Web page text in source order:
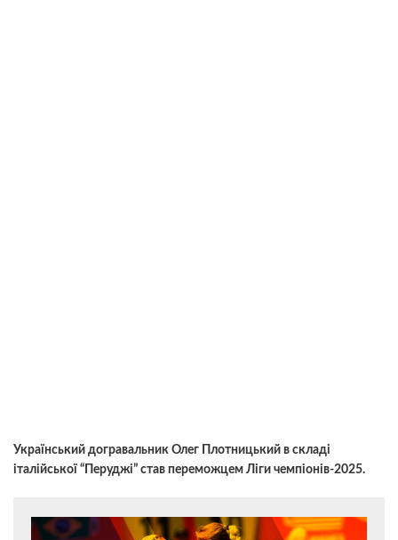
Український догравальник Олег Плотницький в складі
італійської “Перуджі” став переможцем Ліги чемпіонів-2025.